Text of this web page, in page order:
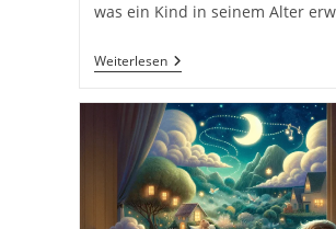
was ein Kind in seinem Alter
WeiterlesenFinn
Und
Magische
Traumbuch.
26
Gute
Nacht
Geschichten
Für